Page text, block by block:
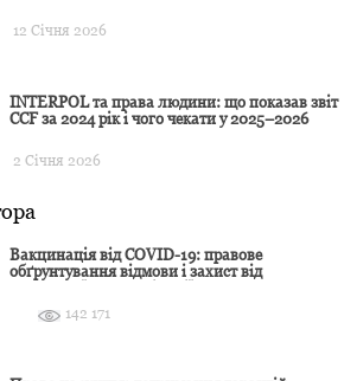
12 Січня 2026
INTERPOL та права людини: що показав звіт
CCF за 2024 рік і чого чекати у 2025–2026
2 Січня 2026
Вакцинація від COVID-19: правове
обґрунтування відмови і захист від
142 171